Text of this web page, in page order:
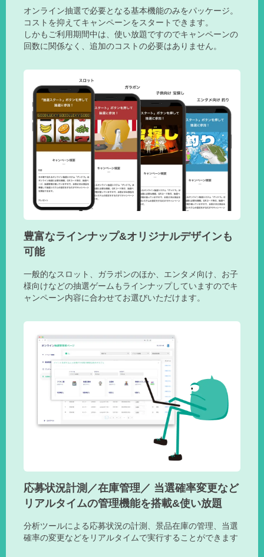
オンライン抽選で必要となる基本機能のみをパッケージ。
コストを抑えてキャンペーンをスタートできます。
しかもご利用期間中は、使い放題ですのでキャンペーンの
回数に関係なく、追加のコストの必要はありません。
豊富なラインナップ&オリジナルデザインも
可能
一般的なスロット、ガラポンのほか、エンタメ向け、お子
様向けなどの抽選ゲームもラインナップしていますのでキ
ャンペーン内容に合わせてお選びいただけます。
応募状況計測／在庫管理／ 当選確率変更など
リアルタイムの管理機能を搭載&使い放題
分析ツールによる応募状況の計測、景品在庫の管理、当選
確率の変更などをリアルタイムで実行することができます